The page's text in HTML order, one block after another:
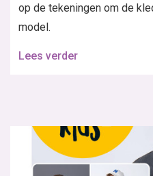
op de tekeningen om de
model.
Lees verder